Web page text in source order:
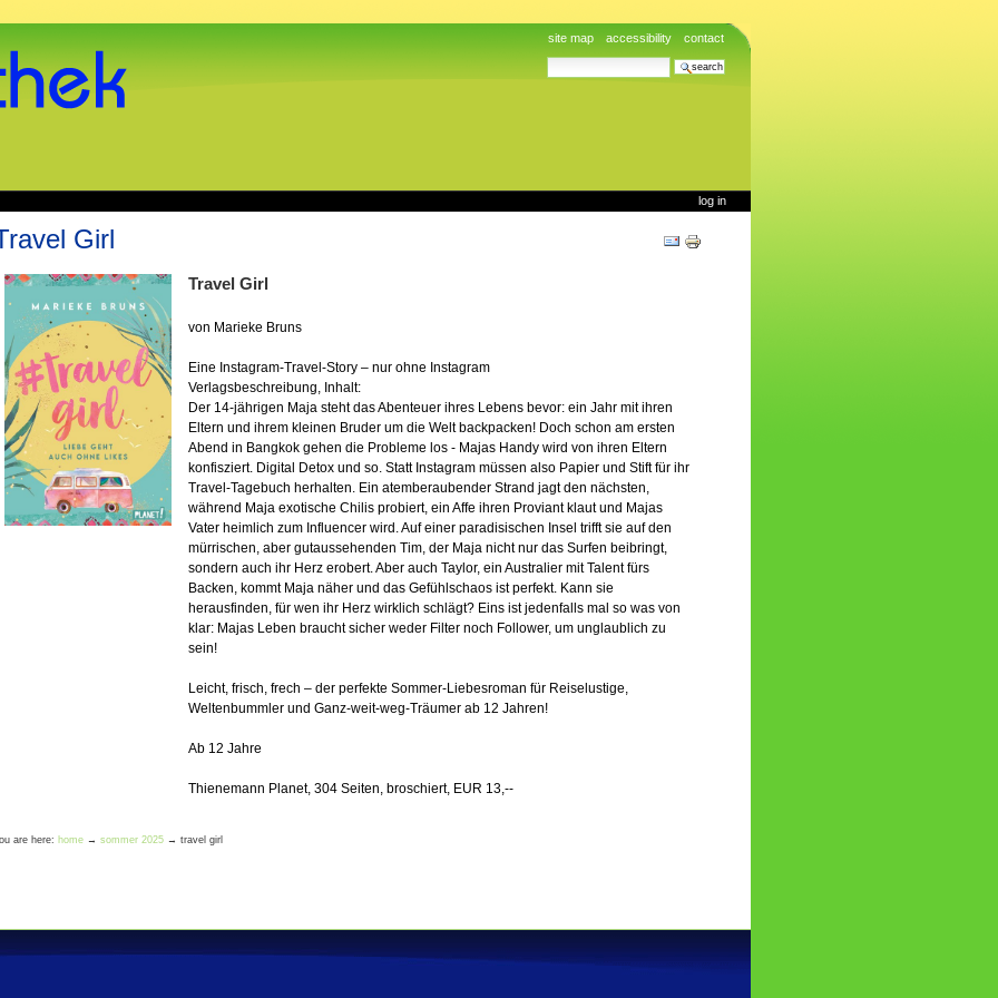
site map accessibility
contact
search site
log in
Document
Actions
Girl
Travel Girl
von Marieke Bruns
Eine Instagram-Travel-Story – nur ohne Instagram
Verlagsbeschreibung, Inhalt:
Der 14-jährigen Maja steht das Abenteuer ihres Lebens bevor: ein Jahr mit ihren
Eltern und ihrem kleinen Bruder um die Welt backpacken! Doch schon am ersten
Abend in Bangkok gehen die Probleme los - Majas Handy wird von ihren Eltern
konfisziert. Digital Detox und so. Statt Instagram müssen also Papier und Stift für ihr
Travel-Tagebuch herhalten. Ein atemberaubender Strand jagt den nächsten,
während Maja exotische Chilis probiert, ein Affe ihren Proviant klaut und Majas
Vater heimlich zum Influencer wird. Auf einer paradisischen Insel trifft sie auf den
mürrischen, aber gutaussehenden Tim, der Maja nicht nur das Surfen beibringt,
sondern auch ihr Herz erobert. Aber auch Taylor, ein Australier mit Talent fürs
Backen, kommt Maja näher und das Gefühlschaos ist perfekt. Kann sie
herausfinden, für wen ihr Herz wirklich schlägt? Eins ist jedenfalls mal so was von
klar: Majas Leben braucht sicher weder Filter noch Follower, um unglaublich zu
sein!
Leicht, frisch, frech – der perfekte Sommer-Liebesroman für Reiselustige,
Weltenbummler und Ganz-weit-weg-Träumer ab 12 Jahren!
Ab 12 Jahre
Thienemann Planet, 304 Seiten, broschiert, EUR 13,--
are here: home → sommer 2025 → travel girl